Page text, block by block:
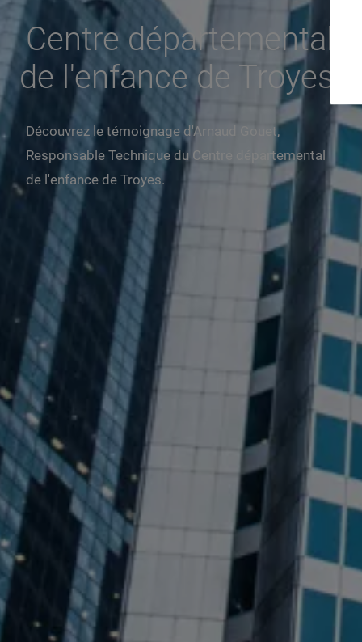
Centre départemental
de l'enfance de Troyes
Découvrez le témoignage d'Arnaud Gouet,
Responsable Technique du Centre départemental
de l'enfance de Troyes.